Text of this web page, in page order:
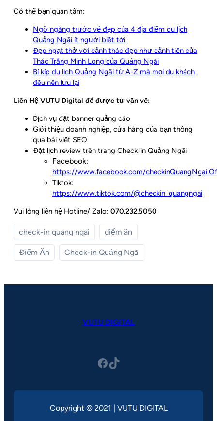
Có thể bạn quan tâm:
Ngỡ ngàng trước vẻ đẹp của 4 địa điểm du lịch
Quảng Ngãi ít người biết tới
Đẹp ngạt thở với cảnh thác đẹp như cảnh tiên của
Thác Trắng Minh Long của Quảng Ngãi
Bí kíp du lịch Quảng Ngãi từ A-Z mà mọi du khách
đều nên lưu lại
Liên Hệ VUTU Digital để được tư vấn về:
Dịch vụ đặt banner quảng cáo
Giới thiệu doanh nghiệp, cửa hàng của bạn thông
qua bài viết SEO
Đặt lịch review trên trang Check-in Quảng Ngãi
Facebook:
https://www.facebook.com/
Tiktok:
https://www.tiktok.com/@checkin_quangngai
Vui lòng liên hệ Hotline/ Zalo: 070.232.5050
check-in quang ngai điểm ăn
Điểm Ăn Check-in Quảng Ngãi
VUTU DIGITAL
Facebook TikTok
Copyright © 2021 | VUTU DIGITAL